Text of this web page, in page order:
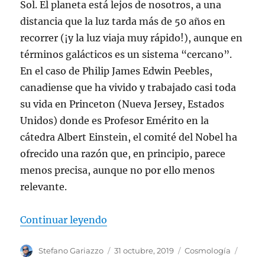
Sol. El planeta está lejos de nosotros, a una
distancia que la luz tarda más de 50 años en
recorrer (¡y la luz viaja muy rápido!), aunque en
términos galácticos es un sistema “cercano”.
En el caso de Philip James Edwin Peebles,
canadiense que ha vivido y trabajado casi toda
su vida en Princeton (Nueva Jersey, Estados
Unidos) donde es Profesor Emérito en la
cátedra Albert Einstein, el comité del Nobel ha
ofrecido una razón que, en principio, parece
menos precisa, aunque no por ello menos
relevante.
Continuar leyendo
Autor
Stefano Gariazzo
Publicado
31 octubre, 2019 Categorías
Cosmología